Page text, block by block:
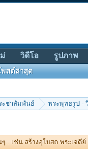
ะชาสัมพันธ์ พระพุทธรูป -
เช่น สร้างอุโบสถ พระเจดี
พสต์ล่าสุด
วิดีโอ รูปภาพ